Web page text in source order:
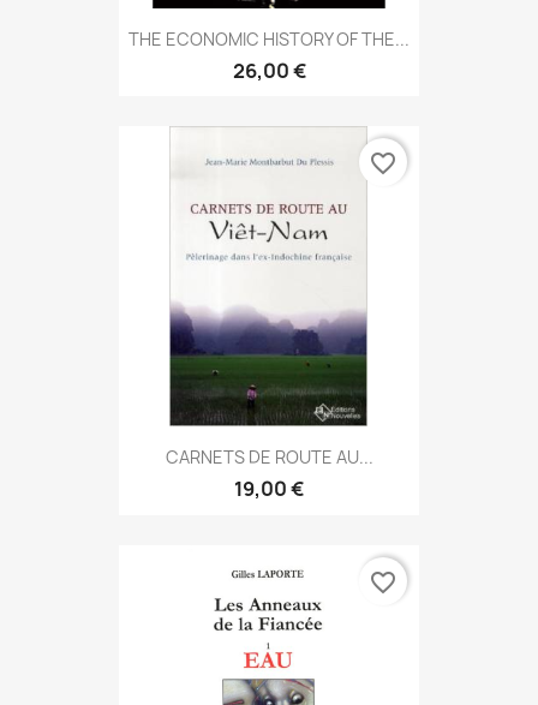
THE ECONOMIC HISTORY OF THE...
26,00 €
CARNETS DE ROUTE AU...
19,00 €
favorite_border
favorite_border